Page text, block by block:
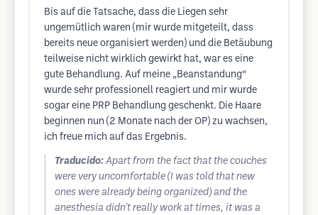
Bis auf die Tatsache, dass die Liegen sehr
ungemütlich waren (mir wurde mitgeteilt, dass
bereits neue organisiert werden) und die Betäubung
teilweise nicht wirklich gewirkt hat, war es eine
gute Behandlung. Auf meine „Beanstandung“
wurde sehr professionell reagiert und mir wurde
sogar eine PRP Behandlung geschenkt. Die Haare
beginnen nun (2 Monate nach der OP) zu wachsen,
ich freue mich auf das Ergebnis.
Traducido: Apart from the fact that the couches
were very uncomfortable (I was told that new
ones were already being organized) and the
anesthesia didn't really work at times, it was a